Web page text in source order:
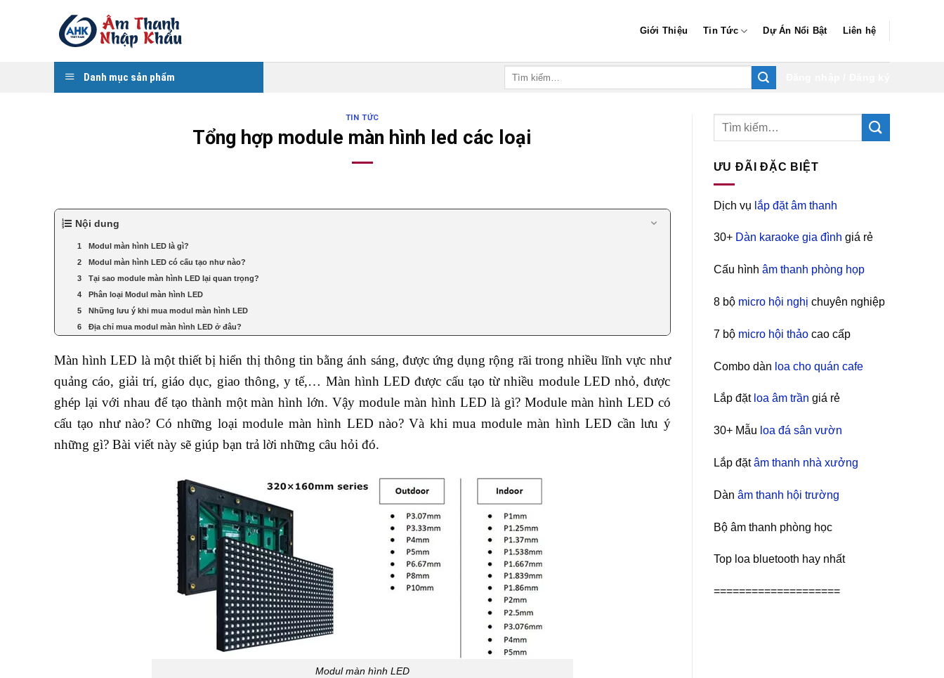
Giới Thiệu Tin Tức Dự Án Nổi Bật Liên hệ
Danh mục sản phẩm
TIN TỨC
Tổng hợp module màn hình led các loại
Nội dung
Modul màn hình LED là gì?
Modul màn hình LED có cấu tạo như nào?
Tại sao module màn hình LED lại quan trọng?
Phân loại Modul màn hình LED
Những lưu ý khi mua modul màn hình LED
Địa chỉ mua modul màn hình LED ở đâu?
Màn hình LED là một thiết bị hiển thị thông tin bằng ánh sáng, được ứng dụng rộng rãi trong nhiều lĩnh vực như
quảng cáo, giải trí, giáo dục, giao thông, y tế,… Màn hình LED được cấu tạo từ nhiều module LED nhỏ, được
ghép lại với nhau để tạo thành một màn hình lớn. Vậy module màn hình LED là gì? Module màn hình LED có
cấu tạo như nào? Có những loại module màn hình LED nào? Và khi mua module màn hình LED cần lưu ý
những gì? Bài viết này sẽ giúp bạn trả lời những câu hỏi đó.
Modul màn hình LED
ƯU ĐÃI ĐẶC BIỆT
Dịch vụ lắp đặt âm thanh
30+ Dàn karaoke gia đình giá rẻ
Cấu hình âm thanh phòng họp
8 bộ micro hội nghị chuyên nghiệp
7 bộ micro hội thảocao cấp
Combo dàn loa cho quán cafe
Lắp đặt loa âm trần giá rẻ
30+ Mẫu loa đá sân vườn
Lắp đặtâm thanh nhà xưởng
Dàn âm thanh hội trường
Bộ âm thanh phòng học
Top loa bluetooth hay nhất
====================